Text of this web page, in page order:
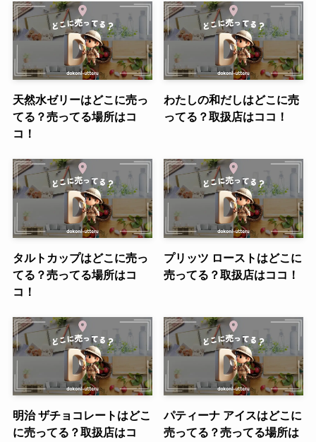
天然水ゼリーはどこに売っ
てる？売ってる場所はコ
コ！
わたしの和だしはどこに売
ってる？取扱店はココ！
タルトカップはどこに売っ
てる？売ってる場所はコ
コ！
プリッツ ローストはどこに
売ってる？取扱店はココ！
明治 ザチョコレートはどこ
に売ってる？取扱店はコ
パティーナ アイスはどこに
売ってる？売ってる場所は